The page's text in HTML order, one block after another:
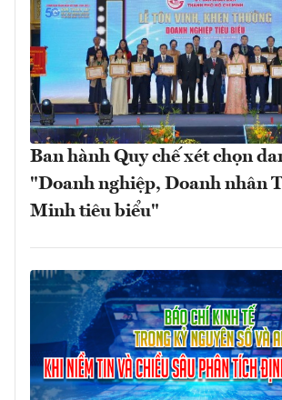
Ban hành Quy chế xét chọn
"Doanh nghiệp, Doanh nhân
Minh tiêu biểu"